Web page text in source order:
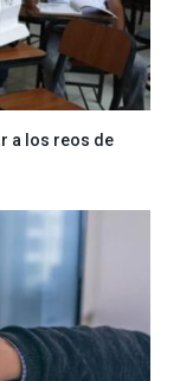
a los reos de